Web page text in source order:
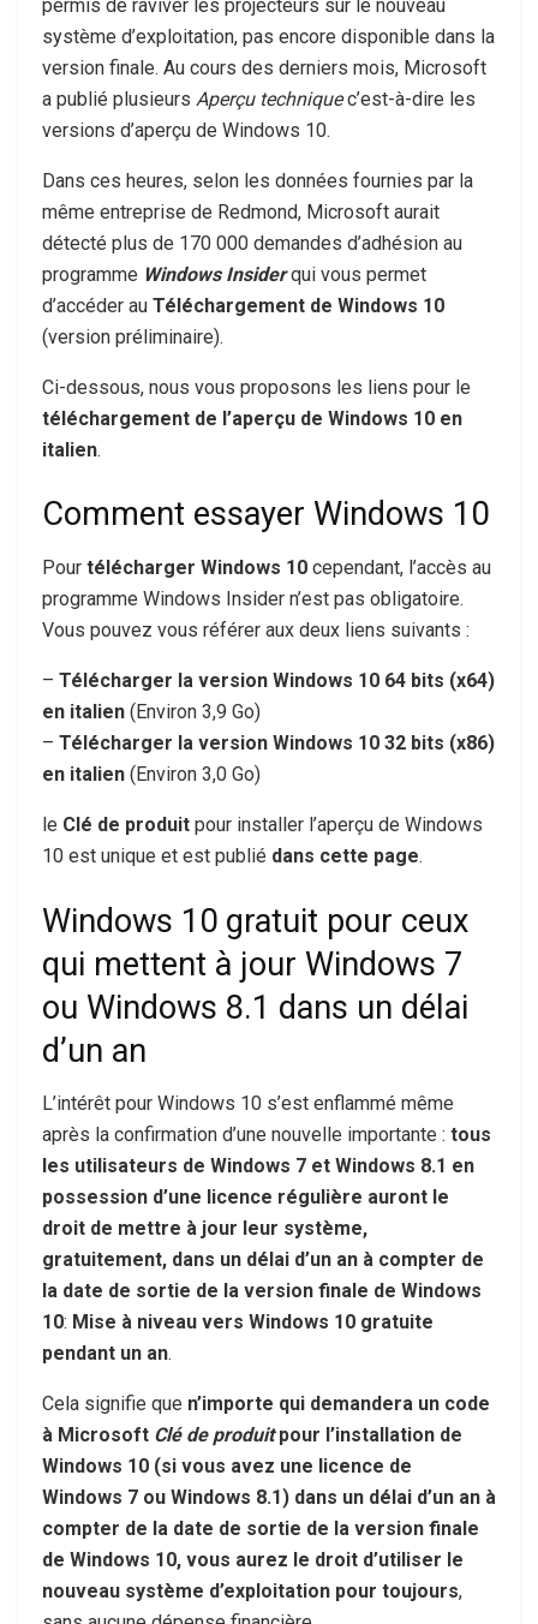
permis de raviver les projecteurs sur le nouveau
système d’exploitation, pas encore disponible dans la
version finale. Au cours des derniers mois, Microsoft
a publié plusieurs Aperçu techniquec’est-à-dire les
versions d’aperçu de Windows 10.
Dans ces heures, selon les données fournies par la
même entreprise de Redmond, Microsoft aurait
détecté plus de 170 000 demandes d’adhésion au
programme Windows Insiderqui vous permet
d’accéder au Téléchargement de Windows 10
(version préliminaire).
Ci-dessous, nous vous proposons les liens pour le
téléchargement de l’aperçu de Windows 10 en
italien.
Comment essayer Windows 10
Pour télécharger Windows 10 cependant, l’accès au
programme Windows Insider n’est pas obligatoire.
Vous pouvez vous référer aux deux liens suivants :
– Télécharger la version Windows 10 64 bits (x64)
en italien (Environ 3,9 Go)
– Télécharger la version Windows 10 32 bits (x86)
en italien (Environ 3,0 Go)
le Clé de produit pour installer l’aperçu de Windows
10 est unique et est publié dans cette page.
Windows 10 gratuit pour ceux
qui mettent à jour Windows 7
ou Windows 8.1 dans un délai
d’un an
L’intérêt pour Windows 10 s’est enflammé même
après la confirmation d’une nouvelle importante : tous
les utilisateurs de Windows 7 et Windows 8.1 en
possession d’une licence régulière auront le
droit de mettre à jour leur système,
gratuitement, dans un délai d’un an à compter de
la date de sortie de la version finale de Windows
10: Mise à niveau vers Windows 10 gratuite
pendant un an.
Cela signifie que n’importe qui demandera un code
à Microsoft Clé de produitpour l’installation de
Windows 10 (si vous avez une licence de
Windows 7 ou Windows 8.1) dans un délai d’un an à
compter de la date de sortie de la version finale
de Windows 10, vous aurez le droit d’utiliser le
nouveau système d’exploitation pour toujours,